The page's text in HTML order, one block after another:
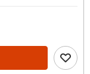
よみ●・豊橋市・豊
三河エリア・遠州エ
戸建、中古戸建、
望に合わせてご提案
実績多数！中古物件